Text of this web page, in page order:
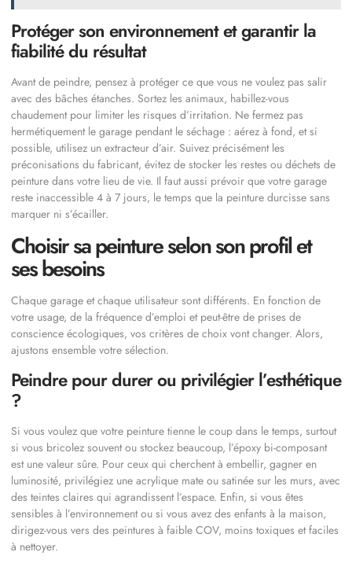
Protéger son environnement et garantir la
fiabilité du résultat
Avant de peindre, pensez à protéger ce que vous ne voulez pas salir
avec des bâches étanches. Sortez les animaux, habillez-vous
chaudement pour limiter les risques d’irritation. Ne fermez pas
hermétiquement le garage pendant le séchage : aérez à fond, et si
possible, utilisez un extracteur d’air. Suivez précisément les
préconisations du fabricant, évitez de stocker les restes ou déchets de
peinture dans votre lieu de vie. Il faut aussi prévoir que votre garage
reste inaccessible 4 à 7 jours, le temps que la peinture durcisse sans
marquer ni s’écailler.
Choisir sa peinture selon son profil et
ses besoins
Chaque garage et chaque utilisateur sont différents. En fonction de
votre usage, de la fréquence d’emploi et peut-être de prises de
conscience écologiques, vos critères de choix vont changer. Alors,
ajustons ensemble votre sélection.
Peindre pour durer ou privilégier l’esthétique
?
Si vous voulez que votre peinture tienne le coup dans le temps, surtout
si vous bricolez souvent ou stockez beaucoup, l’époxy bi-composant
est une valeur sûre. Pour ceux qui cherchent à embellir, gagner en
luminosité, privilégiez une acrylique mate ou satinée sur les murs, avec
des teintes claires qui agrandissent l’espace. Enfin, si vous êtes
sensibles à l’environnement ou si vous avez des enfants à la maison,
dirigez-vous vers des peintures à faible COV, moins toxiques et faciles
à nettoyer.